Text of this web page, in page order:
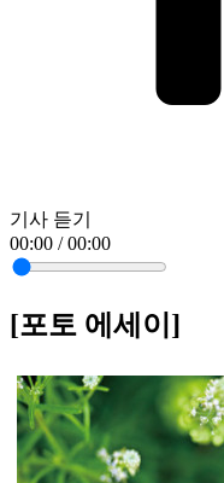
기사 듣기
00:00 / 00:00
[포토 에세이]